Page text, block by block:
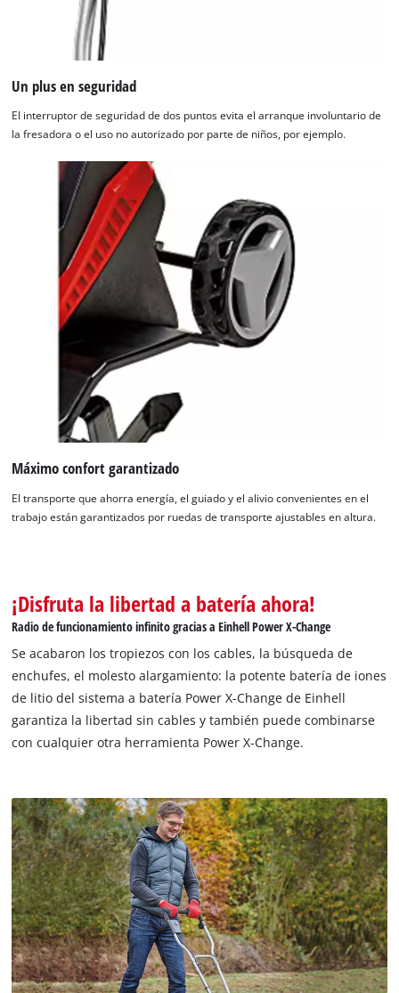
to trackers that are not disclosed to the
visitor. The website owner needs to setup
to the list of technologies used.
Powered by
Usercentrics Consent
Management Platform
Un plus en seguridad
El interruptor de seguridad de dos puntos evita el arranque involuntario de
la fresadora o el uso no autorizado por parte de niños, por ejemplo.
Máximo confort garantizado
El transporte que ahorra energía, el guiado y el alivio convenientes en el
trabajo están garantizados por ruedas de transporte ajustables en altura.
¡Disfruta la libertad a batería ahora!
Radio de funcionamiento infinito gracias a Einhell Power X-Change
Se acabaron los tropiezos con los cables, la búsqueda de
enchufes, el molesto alargamiento: la potente batería de iones
de litio del sistema a batería Power X-Change de Einhell
garantiza la libertad sin cables y también puede combinarse
con cualquier otra herramienta Power X-Change.